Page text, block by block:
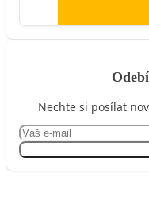
Nechte si posílat